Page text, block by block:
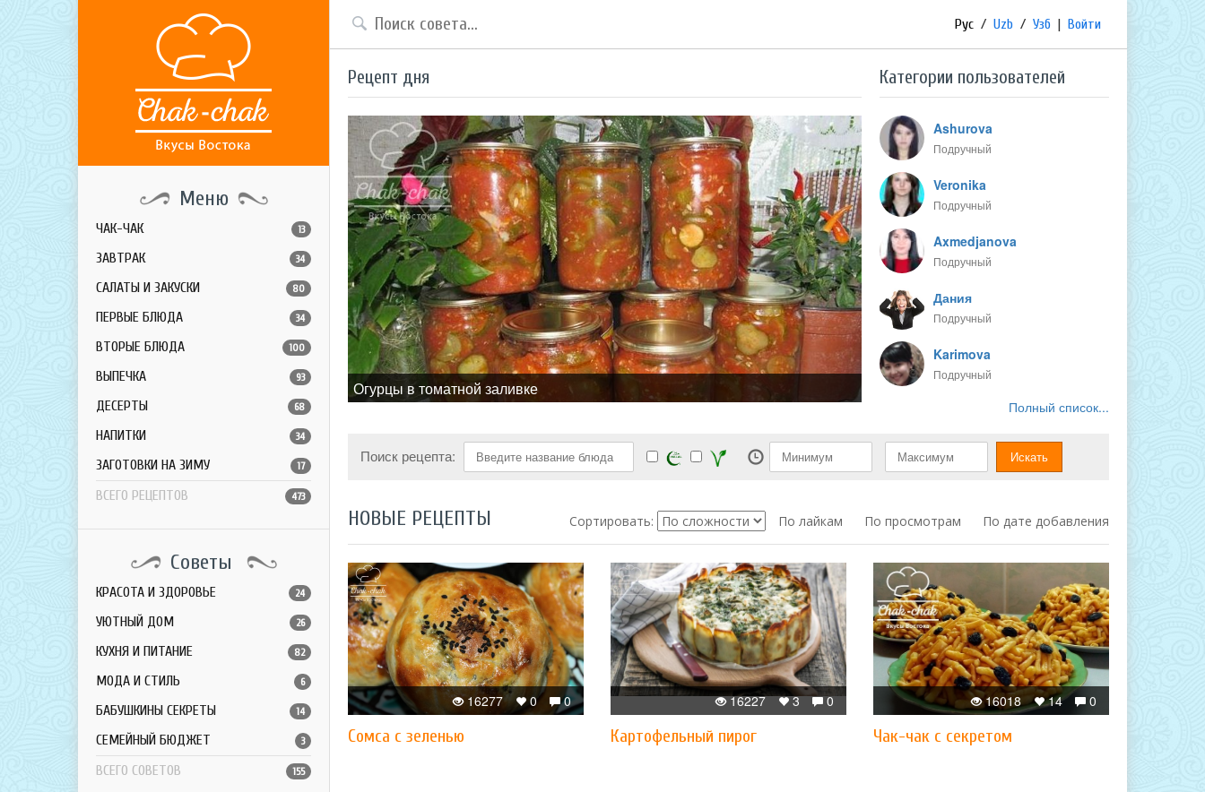
Меню
ЧАК-ЧАК 13
ЗАВТРАК 34
САЛАТЫ И ЗАКУСКИ 80
ПЕРВЫЕ БЛЮДА 34
ВТОРЫЕ БЛЮДА 100
ВЫПЕЧКА 93
ДЕСЕРТЫ 68
НАПИТКИ 34
ЗАГОТОВКИ НА ЗИМУ 17
ВСЕГО РЕЦЕПТОВ 473
Советы
КРАСОТА И ЗДОРОВЬЕ 24
УЮТНЫЙ ДОМ 26
КУХНЯ И ПИТАНИЕ 82
МОДА И СТИЛЬ 6
БАБУШКИНЫ СЕКРЕТЫ 14
СЕМЕЙНЫЙ БЮДЖЕТ 3
ВСЕГО СОВЕТОВ 155
Рус / Uzb / Узб | Войти
Рецепт дня
Огурцы в томатной заливке
Категории пользователей
Ashurova
Подручный
Veronika
Подручный
Axmedjanova
Подручный
Дания
Подручный
Karimova
Подручный
Полный список...
Поиск рецепта:
НОВЫЕ РЕЦЕПТЫ Сортировать: По лайкам По просмотрам По дате добавления
0
0
16277
Сомса с зеленью
0
3
16227
Картофельный пирог
0
14
16018
Чак-чак с секретом